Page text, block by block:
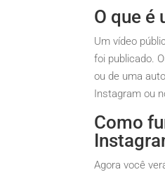
O que é
Um vídeo
foi publicado.
ou de uma
Instagram ou
Como
Agora você